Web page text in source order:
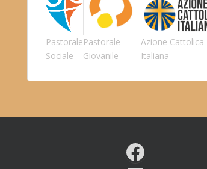
Pastorale
Sociale
Pastorale
Giovanile
Azione Cattolica
Italiana
Facebook